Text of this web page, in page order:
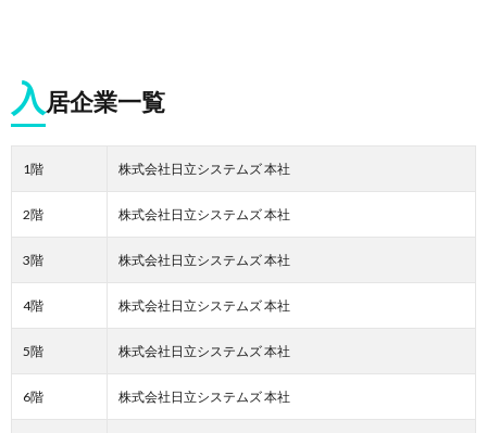
入居企業一覧
1階 株式会社日立システムズ 本社
2階 株式会社日立システムズ 本社
3階 株式会社日立システムズ 本社
4階 株式会社日立システムズ 本社
5階 株式会社日立システムズ 本社
6階 株式会社日立システムズ 本社